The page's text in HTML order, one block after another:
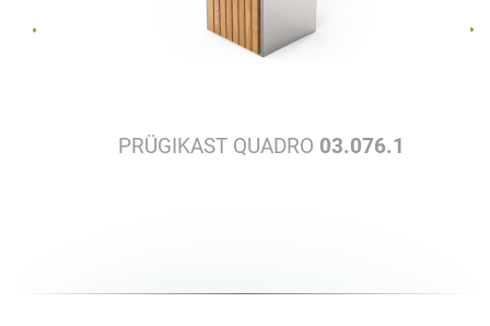
PRÜGIKAST QUADRO 03.076.1